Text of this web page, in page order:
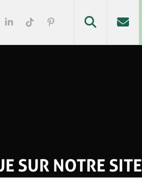
SUR NOTRE SITE